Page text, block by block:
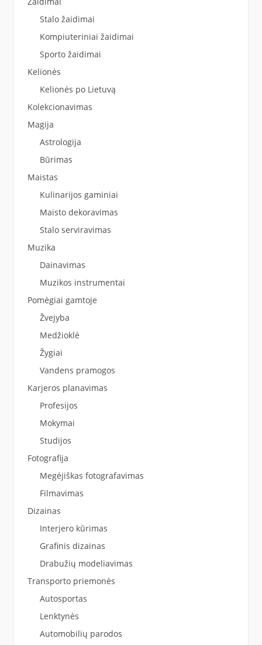
Stalo žaidimai
Kompiuteriniai žaidimai
Sporto žaidimai
Kelionės
Kelionės po Lietuvą
Kolekcionavimas
Magija
Astrologija
Būrimas
Maistas
Kulinarijos gaminiai
Maisto dekoravimas
Stalo serviravimas
Muzika
Dainavimas
Muzikos instrumentai
Pomėgiai gamtoje
Žvejyba
Medžioklė
Žygiai
Vandens pramogos
Karjeros planavimas
Profesijos
Mokymai
Studijos
Fotografija
Megėjiškas fotografavimas
Filmavimas
Dizainas
Interjero kūrimas
Grafinis dizainas
Drabužių modeliavimas
Transporto priemonės
Autosportas
Lenktynės
Automobilių parodos